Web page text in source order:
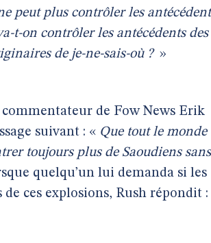
peut plus contrôler les
t-on contrôler les antécédents des
de je-ne-sais-où ? »
de Fow News Erik
suivant : « Que tout le monde
toujours plus de Saoudiens sans
quelqu’un lui demanda si les
ces explosions, Rush répondit :